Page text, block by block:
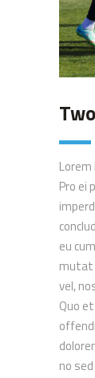
Pro ei
eu
mutat
vel,
Quo
no